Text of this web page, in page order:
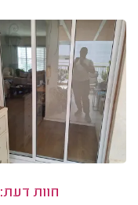
חוות דעת: